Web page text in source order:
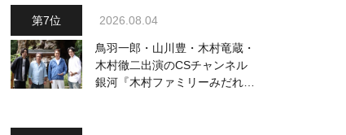
2026.08.04
鳥羽一郎・山川豊・木村竜蔵・
木村徹二出演のCSチャンネル
銀河『木村ファミリーみだれ旅